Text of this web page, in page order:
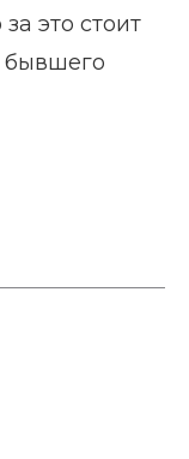
это стоит
бывшего